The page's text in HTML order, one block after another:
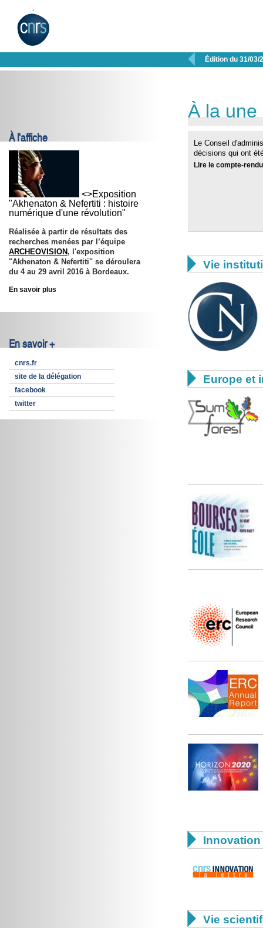
 Édition du 31/03/
À l'affiche
<>Exposition
"Akhenaton & Nefertiti : histoire
numérique d'une révolution"
Réalisée à partir de résultats des
recherches menées par l’équipe
ARCHEOVISION , l'exposition
"Akhenaton & Nefertiti" se déroulera
du 4 au 29 avril 2016 à Bordeaux.
En savoir plus
En savoir +
cnrs.fr
site de la délégation
facebook
twitter
À la une
Le Conseil
décisions qui ont
Lire le compte-rendu
 Vie
 Europe et

 Vie